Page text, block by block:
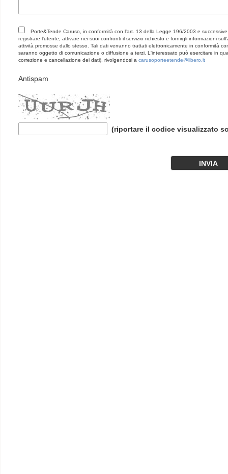
Porte&Tende Caruso, in conformità con l'art. 13 della Legge 196/2003 e
registrare l'utente, attivare nei suoi confronti il servizio richiesto e fornirgli informazioni
attività promosse dallo stesso. Tali dati verranno trattati elettronicamente in conformità
saranno oggetto di comunicazione o diffusione a terzi. L'interessato può esercitare in
correzione e cancellazione dei dati), rivolgendosi a carusoporteetende@libero.it
Antispam
(riportare il codice visualizzato